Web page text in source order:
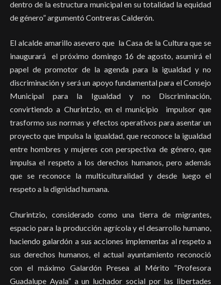
dentro de la estructura municipal en su totalidad la equidad
de género” argumentó Contreras Calderón.
El alcalde amarillo asevero que la Casa de la Cultura que se
inaugurará el próximo domingo 16 de agosto, asumirá el
papel de promotor de la agenda para la igualdad y no
discriminación y será un apoyo fundamental para el Consejo
Municipal para la Igualdad y no Discriminación,
convirtiendo a Churintzio, en el municipio impulsor que
trasformo sus normas y efectos operativos para asentar un
proyecto que impulsa la igualdad, que reconoce la igualdad
entre hombres y mujeres con perspectiva de género, que
impulsa el respeto a los derechos humanos, pero además
que se reconoce la multiculturalidad y desde luego el
respeto a la dignidad humana.
Churintzio, considerado como una tierra de migrantes,
espacio para la producción agrícola y el desarrollo humano,
haciendo galardón a sus acciones implementas al respeto a
sus derechos humanos, el actual ayuntamiento reconoció
con el máximo Galardón Presea al Mérito “Profesora
Guadalupe Ayala” a un luchador social por las libertades